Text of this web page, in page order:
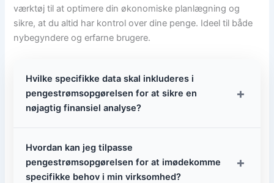
værktøj til at optimere din økonomiske planlægning og
sikre, at du altid har kontrol over dine penge. Ideel til både
nybegyndere og erfarne brugere.
Hvilke specifikke data skal inkluderes i
pengestrømsopgørelsen for at sikre en
nøjagtig finansiel analyse?
+
Hvordan kan jeg tilpasse
pengestrømsopgørelsen for at imødekomme
specifikke behov i min virksomhed?
+